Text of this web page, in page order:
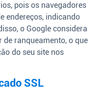
pois os navegadores
endereços, indicando
o Google considera
ranqueamento, o que
do seu site nos
SSL